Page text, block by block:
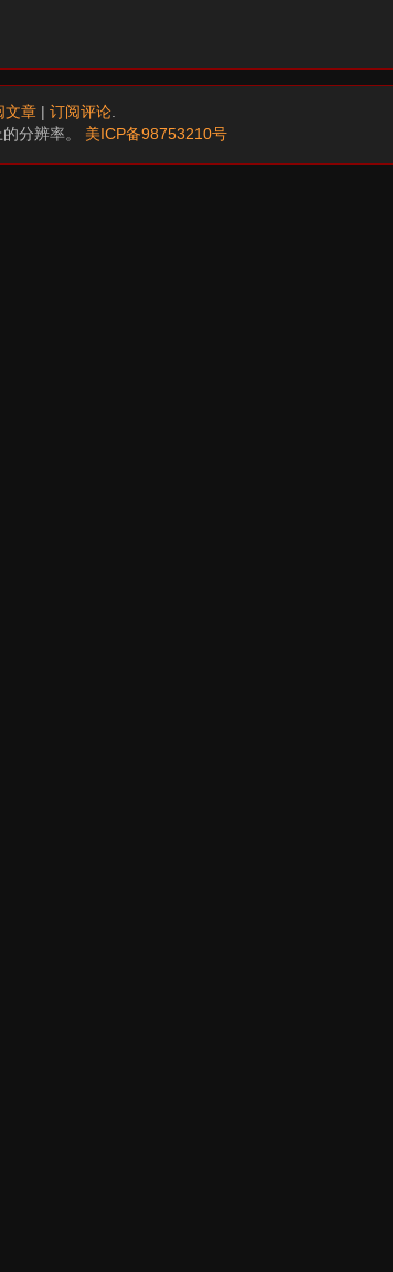
文章 |订阅评论
分辨率。 美ICP备98753210号